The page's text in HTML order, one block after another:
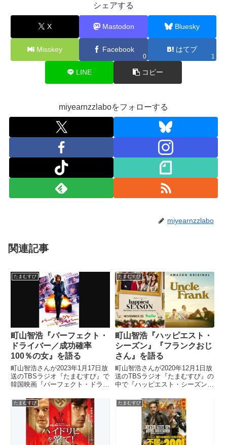
シェアする
X Mastodon Bluesky
Misskey Facebook
0
はてブ
1
LINE コピー
miyearnzzlaboをフォローする
miyearnzzlabo
関連記事
たまむすび
町山智浩『パーフェクト・
ドライバー／成功確率
100％の女』を語る
町山智浩さんが2023年1月17日放
送のTBSラジオ『たまむすび』で
韓国映画『パーフェクト・ドライ
介していました。
たまむすび
町山智浩『ハッピエスト・
シーズン』『フランクおじ
さん』を語る
町山智浩さんが2020年12月1日放
送のTBSラジオ『たまむすび』の
中で『ハッピエスト・シーズン』
ていました。（町山智浩）ええ
と、アメリカはね、大変なことに
なっちゃいまして。今、すごいコ
ロナの感染が広がって。今...
たまむすび たまむすび